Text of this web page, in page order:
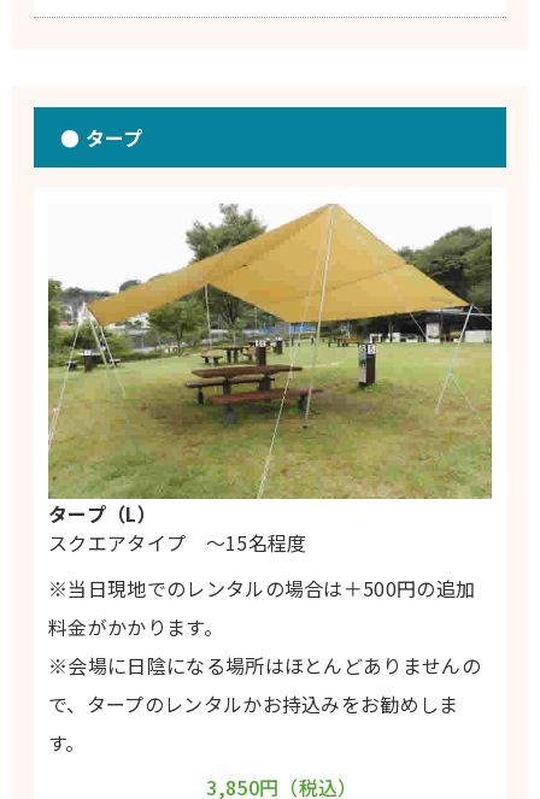
● タープ
タープ（L）
スクエアタイプ ～15名程度
※当日現地でのレンタルの場合は＋500円の追加
料金がかかります。
※会場に日陰になる場所はほとんどありませんの
で、タープのレンタルかお持込みをお勧めしま
す。
3,850円（税込）